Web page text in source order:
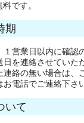
です。
期
１営業日以内に確認
日を連絡させていた
連絡の無い場合は、
電話でご連絡下さ
いて